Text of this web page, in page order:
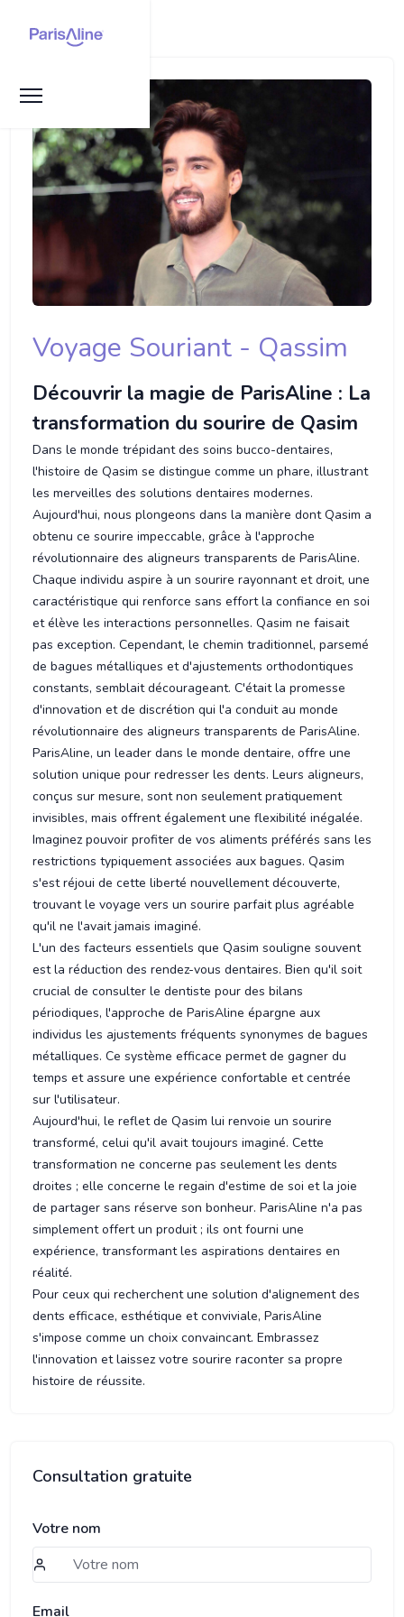
Voyage Souriant - Qassim
Découvrir la magie de ParisAline : La
transformation du sourire de Qasim
Dans le monde trépidant des soins bucco-dentaires,
l'histoire de Qasim se distingue comme un phare, illustrant
les merveilles des solutions dentaires modernes.
Aujourd'hui, nous plongeons dans la manière dont Qasim a
obtenu ce sourire impeccable, grâce à l'approche
révolutionnaire des aligneurs transparents de ParisAline.
Chaque individu aspire à un sourire rayonnant et droit, une
caractéristique qui renforce sans effort la confiance en soi
et élève les interactions personnelles. Qasim ne faisait
pas exception. Cependant, le chemin traditionnel, parsemé
de bagues métalliques et d'ajustements orthodontiques
constants, semblait décourageant. C'était la promesse
d'innovation et de discrétion qui l'a conduit au monde
révolutionnaire des aligneurs transparents de ParisAline.
ParisAline, un leader dans le monde dentaire, offre une
solution unique pour redresser les dents. Leurs aligneurs,
conçus sur mesure, sont non seulement pratiquement
invisibles, mais offrent également une flexibilité inégalée.
Imaginez pouvoir profiter de vos aliments préférés sans les
restrictions typiquement associées aux bagues. Qasim
s'est réjoui de cette liberté nouvellement découverte,
trouvant le voyage vers un sourire parfait plus agréable
qu'il ne l'avait jamais imaginé.
L'un des facteurs essentiels que Qasim souligne souvent
est la réduction des rendez-vous dentaires. Bien qu'il soit
crucial de consulter le dentiste pour des bilans
périodiques, l'approche de ParisAline épargne aux
individus les ajustements fréquents synonymes de bagues
métalliques. Ce système efficace permet de gagner du
temps et assure une expérience confortable et centrée
sur l'utilisateur.
Aujourd'hui, le reflet de Qasim lui renvoie un sourire
transformé, celui qu'il avait toujours imaginé. Cette
transformation ne concerne pas seulement les dents
droites ; elle concerne le regain d'estime de soi et la joie
de partager sans réserve son bonheur. ParisAline n'a pas
simplement offert un produit ; ils ont fourni une
expérience, transformant les aspirations dentaires en
réalité.
Pour ceux qui recherchent une solution d'alignement des
dents efficace, esthétique et conviviale, ParisAline
s'impose comme un choix convaincant. Embrassez
l'innovation et laissez votre sourire raconter sa propre
histoire de réussite.
Consultation gratuite
Votre nom
Email